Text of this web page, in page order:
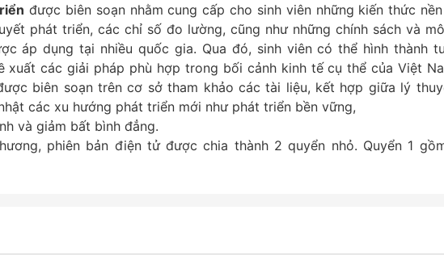
được biên soạn nhằm cung cấp cho sinh viên những kiến thức
phát triển, các chỉ số đo lường, cũng như những chính sách và
áp dụng tại nhiều quốc gia. Qua đó, sinh viên có thể hình thành
xuất các giải pháp phù hợp trong bối cảnh kinh tế cụ thể của Việt
biên soạn trên cơ sở tham khảo các tài liệu, kết hợp giữa lý
các xu hướng phát triển mới như phát triển bền vững,
và giảm bất bình đẳng.
phiên bản điện tử được chia thành 2 quyển nhỏ. Quyển 1